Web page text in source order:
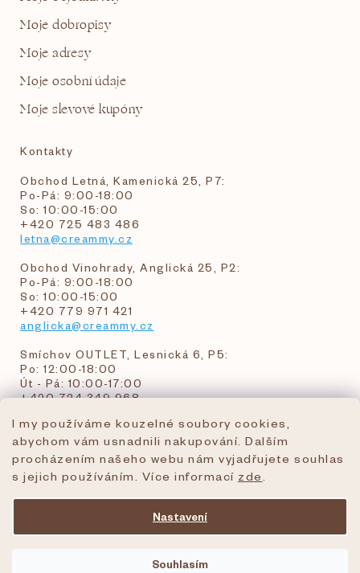
I my používáme kouzelné soubory cookies,
abychom vám usnadnili nakupování. Dalším
procházením našeho webu nám vyjadřujete souhlas
s jejich používáním. Více informací zde
Nastavení
Souhlasím
Moje dobropisy
Moje adresy
Moje osobní údaje
Moje slevové kupóny
Kontakty
Obchod Letná, Kamenická 25, P7:
Po-Pá: 9:00-18:00
So: 10:00-15:00
+420 725 483 486
letna@creammy.cz
Obchod Vinohrady, Anglická 25, P2:
Po-Pá: 9:00-18:00
So: 10:00-15:00
+420 779 971 421
anglicka@creammy.cz
Smíchov OUTLET, Lesnická 6, P5:
Po: 12:00-18:00
Út - Pá: 10:00-17:00
+420 724 349 968
objednavky@creammy.cz
tel:+420 724 349 968
creammy.cz